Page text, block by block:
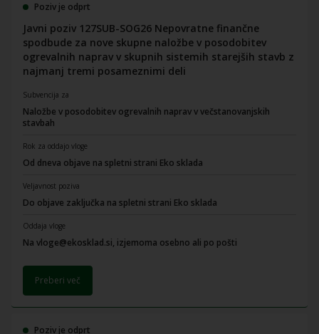
Poziv je odprt
Javni poziv 127SUB-SOG26 Nepovratne finančne
spodbude za nove skupne naložbe v posodobitev
ogrevalnih naprav v skupnih sistemih starejših stavb z
najmanj tremi posameznimi deli
Subvencija za
Naložbe v posodobitev ogrevalnih naprav v večstanovanjskih
stavbah
Rok za oddajo vloge
Od dneva objave na spletni strani Eko sklada
Veljavnost poziva
Do objave zaključka na spletni strani Eko sklada
Oddaja vloge
Na vloge@ekosklad.si, izjemoma osebno ali po pošti
Preberi več
Poziv je odprt